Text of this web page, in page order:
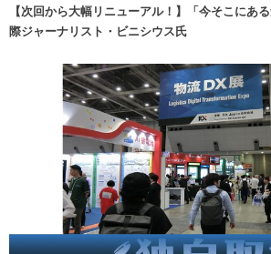
【次回から大幅リニューアル！】「今そこにあ
際ジャーナリスト・ビニシウス氏